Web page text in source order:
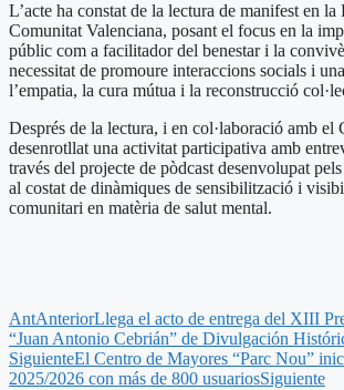
L’acte ha constat de la lectura de manifest en la
Comunitat Valenciana, posant el focus en la
públic com a facilitador del benestar i la
necessitat de promoure interaccions socials i
l’empatia, la cura mútua i la reconstrucció
Després de la lectura, i en col·laboració amb el
desenrotllat una activitat participativa amb
través del projecte de pòdcast desenvolupat
al costat de dinàmiques de sensibilització i
comunitari en matèria de salut mental.
AntAnteriorLlega el acto de entrega del XIII
“Juan Antonio Cebrián” de Divulgación
SiguienteEl Centro de Mayores “Parc Nou”
2025/2026 con más de 800 usuariosSiguiente